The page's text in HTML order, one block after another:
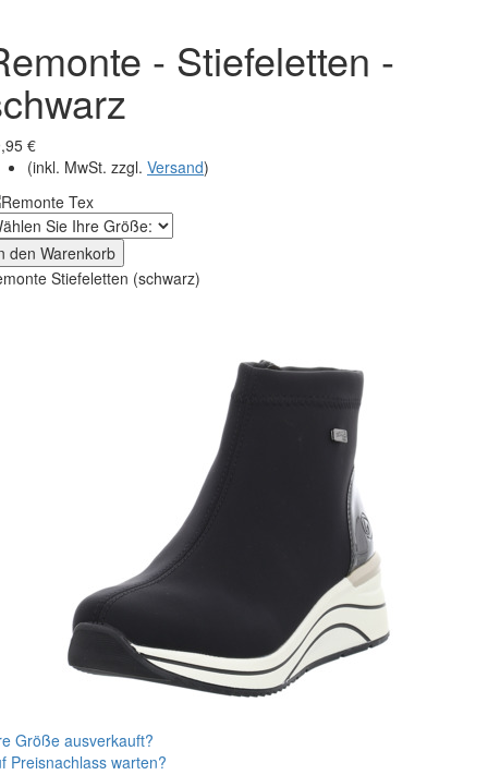
- Stiefeletten -
€
(inkl. MwSt. zzgl. Versand)
den Warenkorb
Stiefeletten (schwarz)
Größe ausverkauft?
Preisnachlass warten?